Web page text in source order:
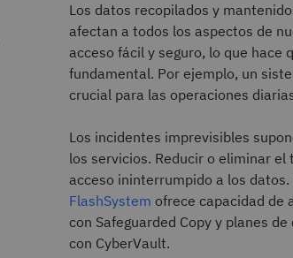
Los datos recopilados y
afectan a todos los aspectos de
acceso fácil y seguro, lo que hace
fundamental. Por ejemplo, un
crucial para las operaciones
Los incidentes imprevisibles
los servicios. Reducir o eliminar
acceso ininterrumpido a los datos.
FlashSystem ofrece capacidad de
con Safeguarded Copy y planes
con CyberVault.